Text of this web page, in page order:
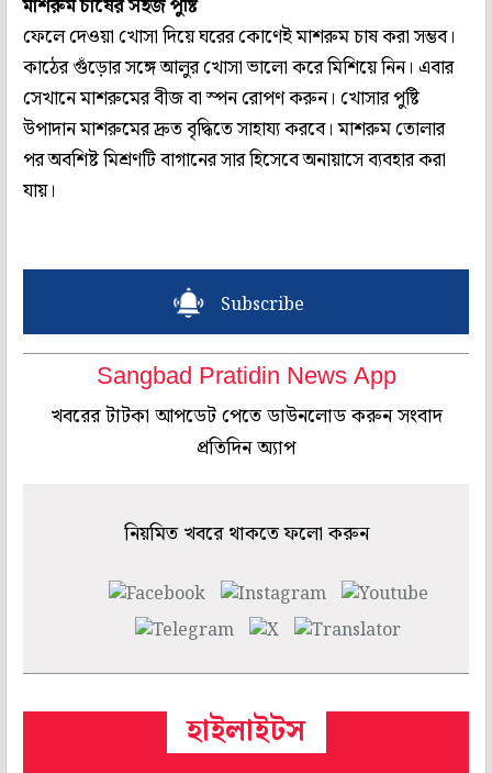
মাশরুম চাষের সহজ পুষ্টি
ফেলে দেওয়া খোসা দিয়ে ঘরের কোণেই মাশরুম চাষ করা সম্ভব।
কাঠের গুঁড়োর সঙ্গে আলুর খোসা ভালো করে মিশিয়ে নিন। এবার
সেখানে মাশরুমের বীজ বা স্পন রোপণ করুন। খোসার পুষ্টি
উপাদান মাশরুমের দ্রুত বৃদ্ধিতে সাহায্য করবে। মাশরুম তোলার
পর অবশিষ্ট মিশ্রণটি বাগানের সার হিসেবে অনায়াসে ব্যবহার করা
যায়।
Subscribe
Sangbad Pratidin News App
খবরের টাটকা আপডেট পেতে ডাউনলোড করুন সংবাদ
প্রতিদিন অ্যাপ
নিয়মিত খবরে থাকতে ফলো করুন
হাইলাইটস